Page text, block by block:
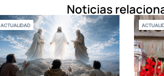
Noticias
ACTUALIDAD